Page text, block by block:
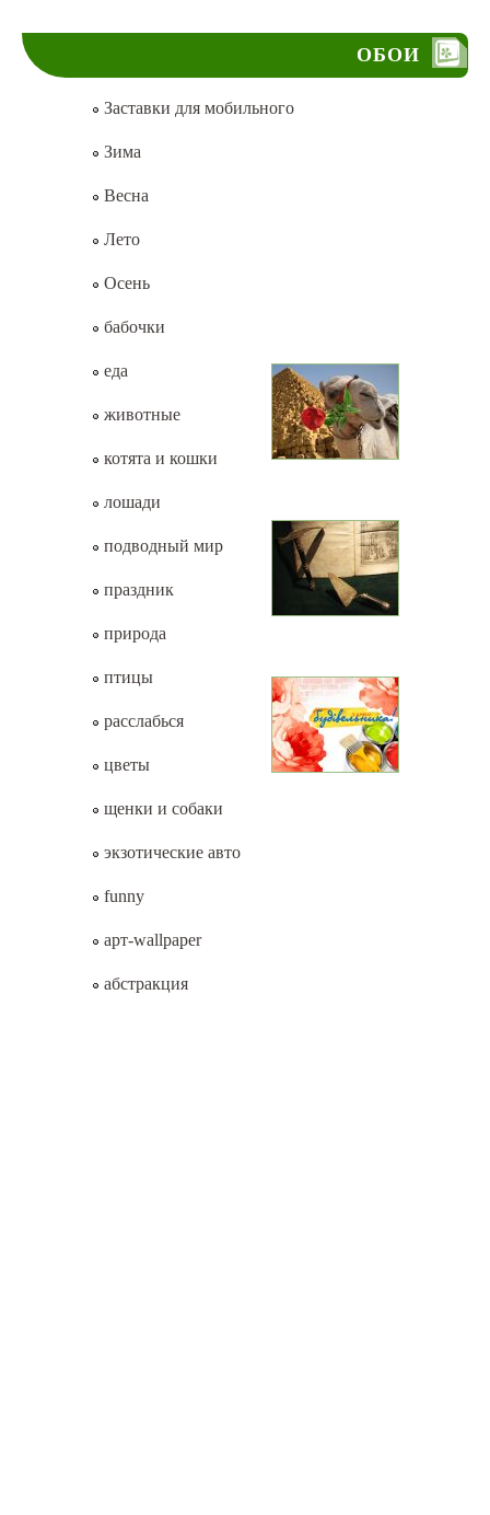
ОБОИ
Заставки для мобильного
Зима
Весна
Лето
Осень
бабочки
еда
животные
котята и кошки
лошади
подводный мир
праздник
природа
птицы
расслабься
цветы
щенки и собаки
экзотические авто
funny
арт-wallpaper
абстракция